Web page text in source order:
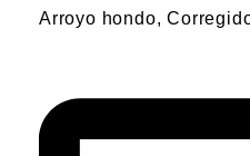
Arroyo hondo,